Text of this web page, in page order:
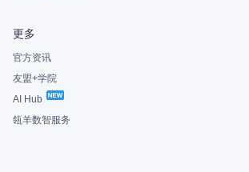
更多
官方资讯
友盟+学院
AI Hub
瓴羊数智服务